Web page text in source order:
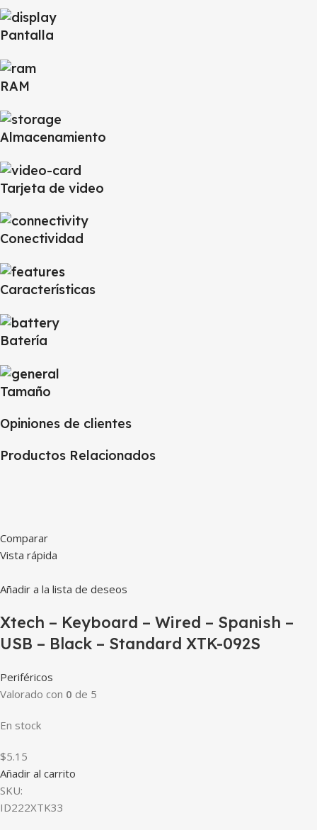
Pantalla
RAM
Almacenamiento
Tarjeta de video
Conectividad
Características
Batería
Tamaño
Opiniones de clientes
Productos Relacionados
Comparar
Vista rápida
Añadir a la lista de deseos
Xtech – Keyboard – Wired – Spanish –
USB – Black – Standard XTK-092S
Periféricos
Valorado con 0 de 5
En stock
$5.15
Añadir al carrito
SKU:
ID222XTK33